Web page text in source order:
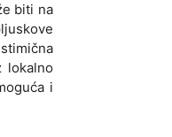
biti na
lokalno
i